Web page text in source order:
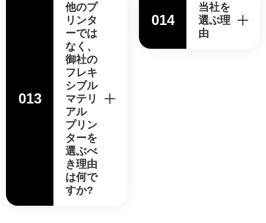
013
他のプ
リンタ
ーでは
なく、
御社の
フレキ
シブル
マテリ
アル
プリン
ターを
選ぶべ
き理由
は何で
すか?
014
当社を
選ぶ理
由